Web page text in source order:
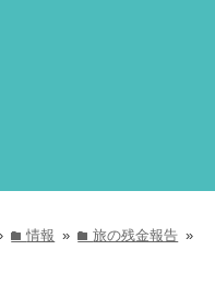
folder情報 » folder旅の残金報告 »